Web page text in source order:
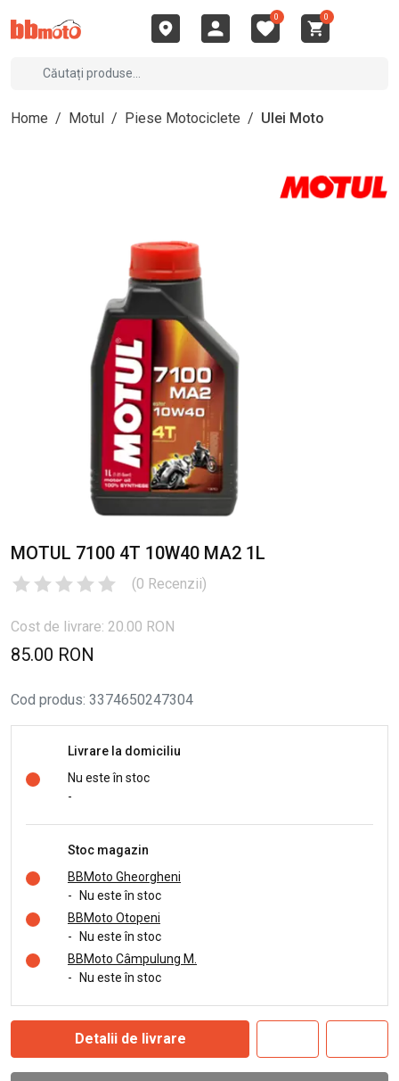
0 0
Home / Motul / Piese Motociclete / Ulei Moto
MOTUL 7100 4T 10W40 MA2 1L
(0 Recenzii)
Cost de livrare: 20.00 RON
85.00 RON
Cod produs: 3374650247304
Livrare la domiciliu
Nu este în stoc
-
Stoc magazin
BBMoto Gheorgheni
-
Nu este în stoc
BBMoto Otopeni
-
Nu este în stoc
BBMoto Câmpulung M.
-
Nu este în stoc
Detalii de livrare